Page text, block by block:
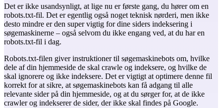
Det er ikke usandsynligt, at lige nu er første gang, du hører om en
robots.txt-fil. Det er egentlig også noget teknisk nørderi, men ikke
desto mindre er den super vigtig for dine siders indeksering i
søgemaskinerne – også selvom du ikke engang ved, at du har en
robots.txt-fil i dag.
Robots.txt-filen giver instruktioner til søgemaskinebots om, hvilke
dele af din hjemmeside de skal crawle og indeksere, og hvilke de
skal ignorere og ikke indeksere. Det er vigtigt at optimere denne fil
korrekt for at sikre, at søgemaskinebots kan få adgang til alle
relevante sider på din hjemmeside, og at du sørger for, at de ikke
crawler og indekserer de sider, der ikke skal findes på Google.